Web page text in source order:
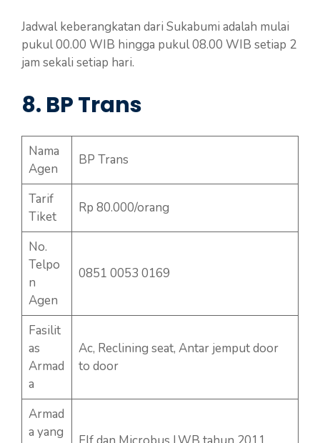
Jadwal keberangkatan dari Sukabumi adalah mulai
pukul 00.00 WIB hingga pukul 08.00 WIB setiap 2
jam sekali setiap hari.
8. BP Trans
Nama
Agen
BP Trans
Tarif
Tiket
Rp 80.000/orang
No.
Telpo
n
Agen
0851 0053 0169
Fasilit
as
Armad
a
Ac, Reclining seat, Antar jemput door
to door
Armad
a yang